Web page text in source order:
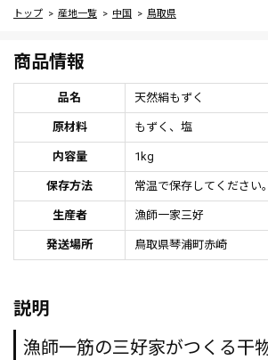
トップ 産地一覧 中国 鳥取県
商品情報
品名 天然絹もずく
原材料 もずく、塩
内容量 1kg
保存方法 常温で保存してください。
生産者 漁師一家三好
発送場所 鳥取県琴浦町赤崎
説明
漁師一筋の三好家がつくる干